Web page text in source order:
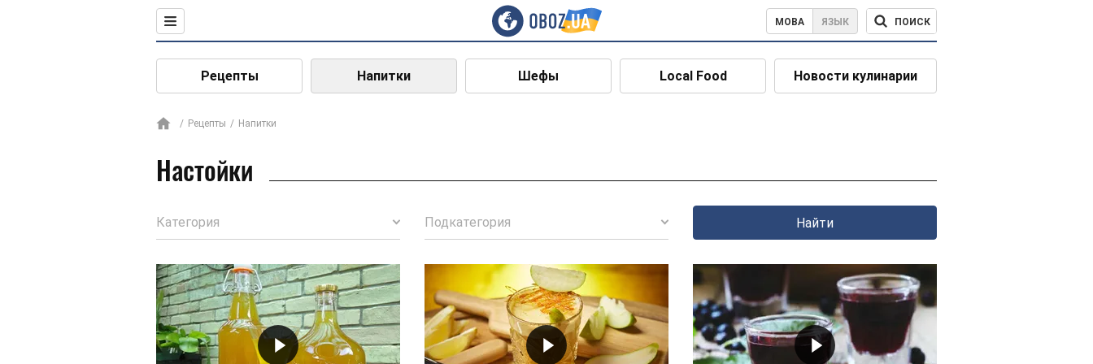
МОВА ЯЗЫК ПОИСК
Рецепты Напитки Шефы Local Food Новости кулинарии
Рецепты Напитки
Настойки
Категория Подкатегория Найти